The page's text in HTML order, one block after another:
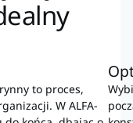
to proces,
W ALFA-